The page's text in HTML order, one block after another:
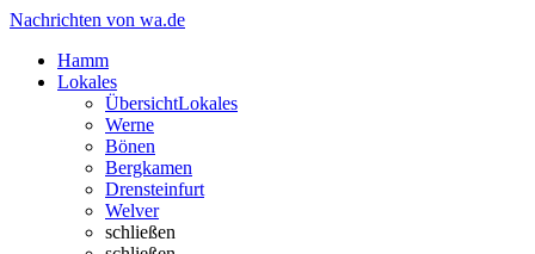
Nachrichten von wa.de
Hamm
Lokales
ÜbersichtLokales
Werne
Bönen
Bergkamen
Drensteinfurt
Welver
schließen